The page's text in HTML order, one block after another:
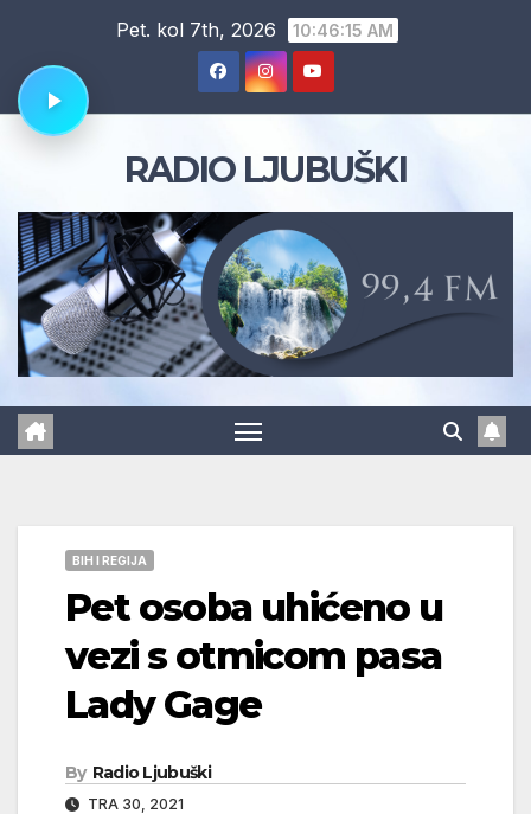
content
Pet. kol 7th, 2026 10:46:16 AM
RADIO LJUBUŠKI
BIH I REGIJA
Pet osoba uhićeno u
vezi s otmicom pasa
Lady Gage
By Radio Ljubuški
TRA 30, 2021